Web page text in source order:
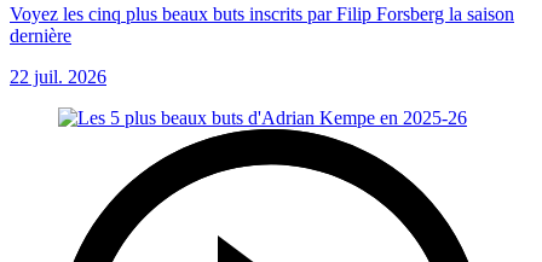
Voyez les cinq plus beaux buts inscrits par Filip Forsberg la saison
dernière
22 juil. 2026